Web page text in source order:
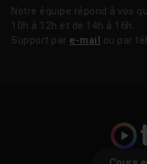
Notre équipe répond à vos
10h à 12h et de 14h à 16h.
Support par e-mail ou par